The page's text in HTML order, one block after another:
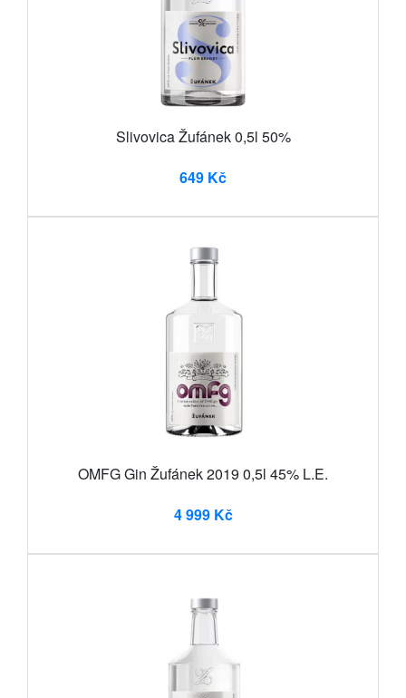
Slivovica Žufánek 0,5l 50%
649 Kč
OMFG Gin Žufánek 2019 0,5l 45% L.E.
4 999 Kč